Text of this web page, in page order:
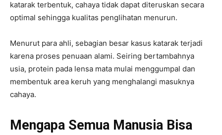
katarak terbentuk, cahaya tidak dapat diteruskan secara
optimal sehingga kualitas penglihatan menurun.
Menurut para ahli, sebagian besar kasus katarak terjadi
karena proses penuaan alami. Seiring bertambahnya
usia, protein pada lensa mata mulai menggumpal dan
membentuk area keruh yang menghalangi masuknya
cahaya.
Mengapa Semua Manusia Bisa